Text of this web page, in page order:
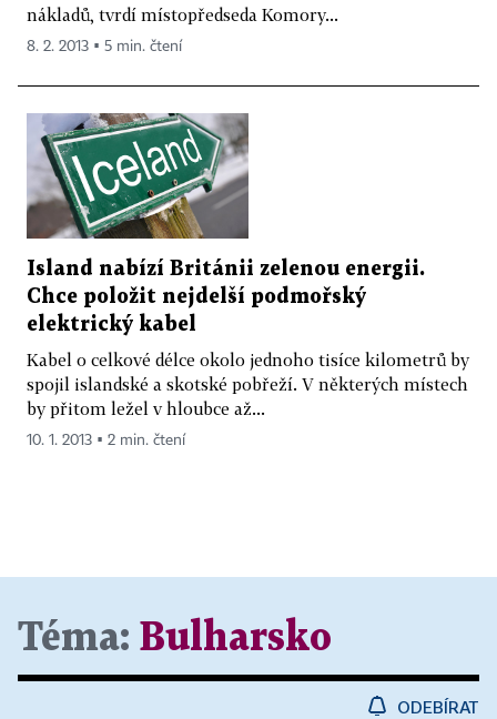
nákladů, tvrdí místopředseda Komory...
8. 2. 2013 ▪ 5 min. čtení
Island nabízí Británii zelenou energii.
Chce položit nejdelší podmořský
elektrický kabel
Kabel o celkové délce okolo jednoho tisíce kilometrů by
spojil islandské a skotské pobřeží. V některých místech
by přitom ležel v hloubce až...
10. 1. 2013 ▪ 2 min. čtení
Téma: Bulharsko
ODEBÍRAT